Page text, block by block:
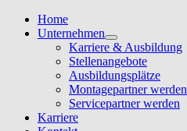
Home
Unternehmen
Karriere & Ausbildung
Stellenangebote
Ausbildungsplätze
Montagepartner werden
Servicepartner werden
Karriere